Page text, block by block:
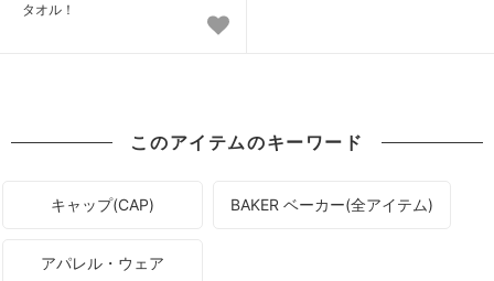
タオル！
このアイテムのキーワード
キャップ(CAP) BAKER ベーカー(全アイテム)
アパレル・ウェア